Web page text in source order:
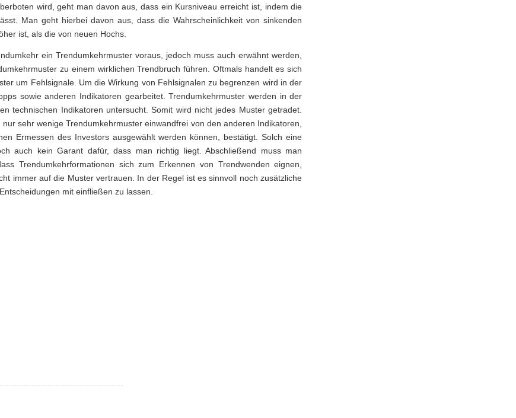
wird, geht man davon aus, dass ein Kursniveau erreicht ist, indem die
Man geht hierbei davon aus, dass die Wahrscheinlichkeit von sinkenden
ist, als die von neuen Hochs.
ein Trendumkehrmuster voraus, jedoch muss auch erwähnt werden,
zu einem wirklichen Trendbruch führen. Oftmals handelt es sich
um Fehlsignale. Um die Wirkung von Fehlsignalen zu begrenzen wird in der
sowie anderen Indikatoren gearbeitet. Trendumkehrmuster werden in der
technischen Indikatoren untersucht. Somit wird nicht jedes Muster getradet.
sehr wenige Trendumkehrmuster einwandfrei von den anderen Indikatoren,
Ermessen des Investors ausgewählt werden können, bestätigt. Solch eine
auch kein Garant dafür, dass man richtig liegt. Abschließend muss man
Trendumkehrformationen sich zum Erkennen von Trendwenden eignen,
immer auf die Muster vertrauen. In der Regel ist es sinnvoll noch zusätzliche
mit einfließen zu lassen.